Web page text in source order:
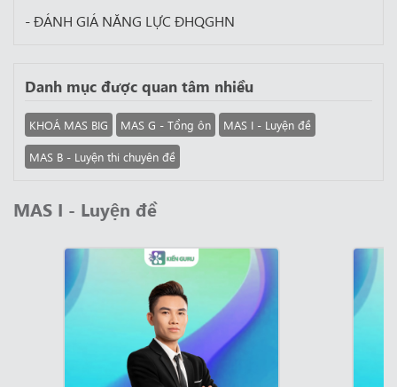
- ĐÁNH GIÁ NĂNG LỰC ĐHQGHN
Danh mục được quan tâm nhiều
KHOÁ MAS BIG MAS G - Tổng ôn
MAS I - Luyện đề
MAS B - Luyện thi chuyên đề
MAS I - Luyện đề